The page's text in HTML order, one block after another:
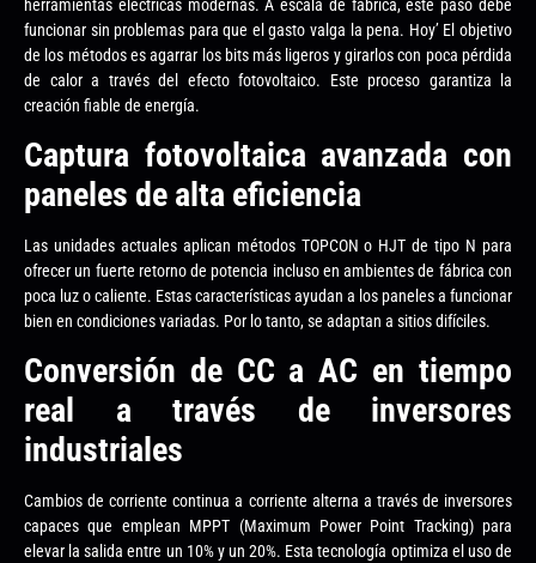
herramientas eléctricas modernas. A escala de fábrica, este paso debe
funcionar sin problemas para que el gasto valga la pena. Hoy’ El objetivo
de los métodos es agarrar los bits más ligeros y girarlos con poca pérdida
de calor a través del efecto fotovoltaico. Este proceso garantiza la
creación fiable de energía.
Captura fotovoltaica avanzada con
paneles de alta eficiencia
Las unidades actuales aplican métodos TOPCON o HJT de tipo N para
ofrecer un fuerte retorno de potencia incluso en ambientes de fábrica con
poca luz o caliente. Estas características ayudan a los paneles a funcionar
bien en condiciones variadas. Por lo tanto, se adaptan a sitios difíciles.
Conversión de CC a AC en tiempo
real a través de inversores
industriales
Cambios de corriente continua a corriente alterna a través de inversores
capaces que emplean MPPT (Maximum Power Point Tracking) para
elevar la salida entre un 10% y un 20%. Esta tecnología optimiza el uso de